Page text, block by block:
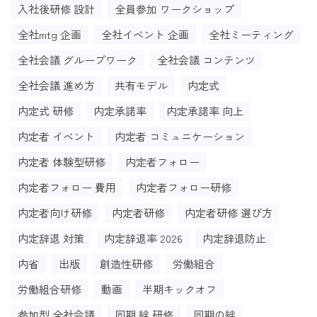
入社後研修 設計
全員参加 ワークショップ
全社mtg 企画
全社イベント 企画
全社ミーティング
全社会議 グループワーク
全社会議 コンテンツ
全社会議 進め方
共有モデル
内定式
内定式 研修
内定承諾率
内定承諾率 向上
内定者 イベント
内定者 コミュニケーション
内定者 体験型研修
内定者フォロー
内定者フォロー 費用
内定者フォロー研修
内定者向け研修
内定者研修
内定者研修 選び方
内定辞退 対策
内定辞退率 2026
内定辞退防止
内省
出版 創造性研修
労働組合
労働組合研修
動画
半期キックオフ